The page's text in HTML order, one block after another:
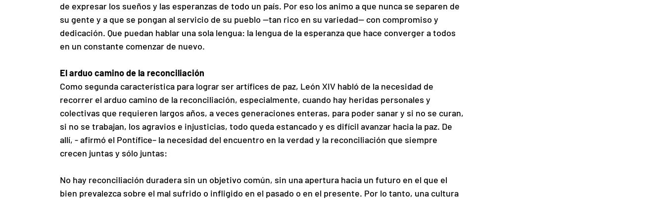
de expresar los sueños y las esperanzas de todo un país. Por eso los animo a que nunca se separen de
su gente y a que se pongan al servicio de su pueblo —tan rico en su variedad— con compromiso y
dedicación. Que puedan hablar una sola lengua: la lengua de la esperanza que hace converger a todos
en un constante comenzar de nuevo.
El arduo camino de la reconciliación
Como segunda característica para lograr ser artífices de paz, León XIV habló de la necesidad de
recorrer el arduo camino de la reconciliación, especialmente, cuando hay heridas personales y
colectivas que requieren largos años, a veces generaciones enteras, para poder sanar y si no se curan,
si no se trabajan, los agravios e injusticias, todo queda estancado y es difícil avanzar hacia la paz. De
allí, - afirmó el Pontífice– la necesidad del encuentro en la verdad y la reconciliación que siempre
crecen juntas y sólo juntas:
No hay reconciliación duradera sin un objetivo común, sin una apertura hacia un futuro en el que el
bien prevalezca sobre el mal sufrido o infligido en el pasado o en el presente. Por lo tanto, una cultura